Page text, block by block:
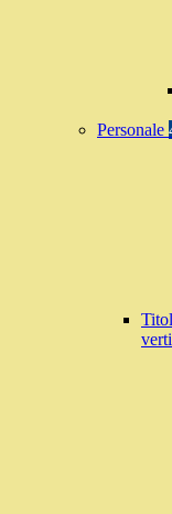
Personale